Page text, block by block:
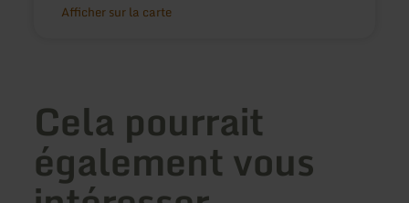
Afficher sur la carte
Cela pourrait
également vous